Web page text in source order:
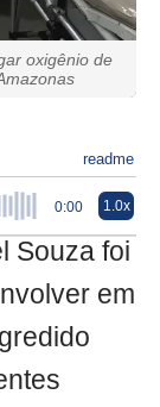
oxigênio de
readme
0:00 1.0x
Souza foi
em